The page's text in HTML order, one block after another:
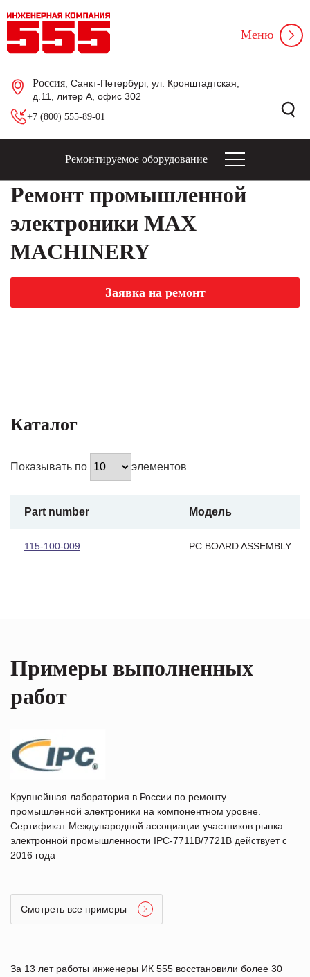
Россия , Санкт-Петербург, ул. Кронштадтская,
д.11, литер А, офис 302
+7 (800) 555-89-01
Меню
Ремонтируемое оборудование
Ремонт промышленной
электроники MAX
MACHINERY
Заявка на ремонт
Каталог
Показывать по элементов
Part number Модель
115-100-009 PC BOARD ASSEMBLY
Примеры выполненных
работ
Крупнейшая лаборатория в России по ремонту
промышленной электроники на компонентном уровне.
Сертификат Международной ассоциации участников рынка
электронной промышленности IPC-7711B/7721B действует с
2016 года
Смотреть все примеры
За 13 лет работы инженеры ИК 555 восстановили более 30